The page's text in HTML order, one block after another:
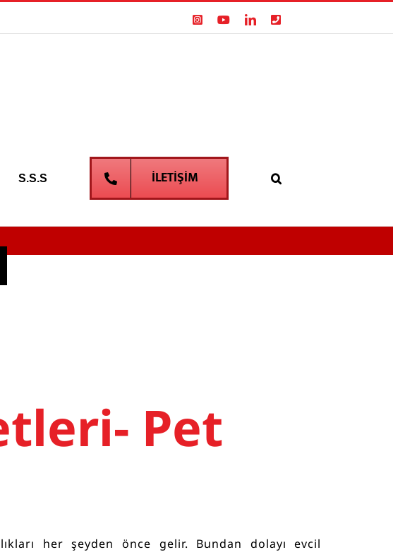
InstagramYouTubeLinkedIn
Phone
S.S.S İLETIŞIM
Pet
her şeyden önce gelir. Bundan dolayı evcil